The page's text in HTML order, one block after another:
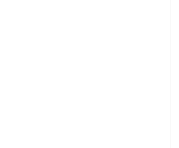
je 5 z 5 hviezdičiek.
je 5 z 5 hviezdičiek.